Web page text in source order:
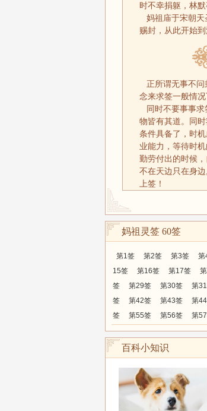
时不幸捐躯，林
妈祖庙于宋朝天
赐封，从此开始
正所谓无事不问
念来求签一般情况
同时不要事事求
物皆有其道。同
条件具备了，时
业能力，等待时
勤劳付出的时候
不在天边只在身
上签！
妈祖灵签 60签
第1签 第2签 第3签 第
15签
第16签 第17签
签
第29签 第30签 第
签
第42签 第43签 第
签
第55签 第56签 第
百科小知识